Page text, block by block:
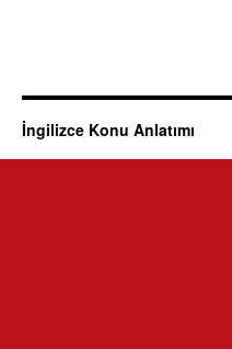
İngilizce Konu Anlatımı